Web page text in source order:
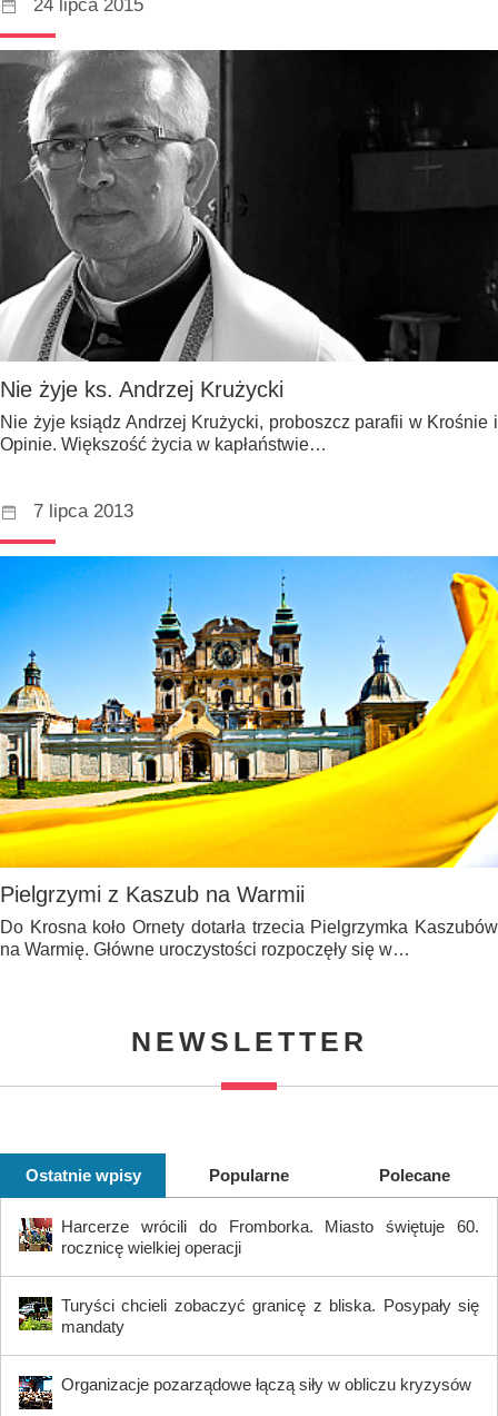
24 lipca 2015
Nie żyje ks. Andrzej Krużycki
Nie żyje ksiądz Andrzej Krużycki, proboszcz parafii w Krośnie i
Opinie. Większość życia w kapłaństwie…
7 lipca 2013
Pielgrzymi z Kaszub na Warmii
Do Krosna koło Ornety dotarła trzecia Pielgrzymka Kaszubów
na Warmię. Główne uroczystości rozpoczęły się w…
NEWSLETTER
Ostatnie wpisy Popularne Polecane
Harcerze wrócili do Fromborka. Miasto świętuje 60.
rocznicę wielkiej operacji
Turyści chcieli zobaczyć granicę z bliska. Posypały się
mandaty
Organizacje pozarządowe łączą siły w obliczu kryzysów